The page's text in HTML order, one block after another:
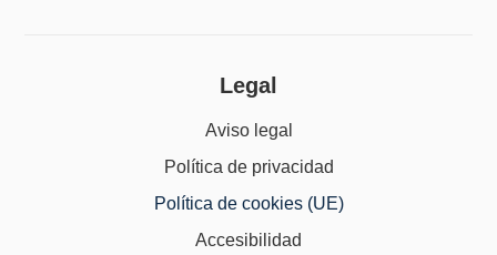
Legal
Aviso legal
Política de privacidad
Política de cookies (UE)
Accesibilidad